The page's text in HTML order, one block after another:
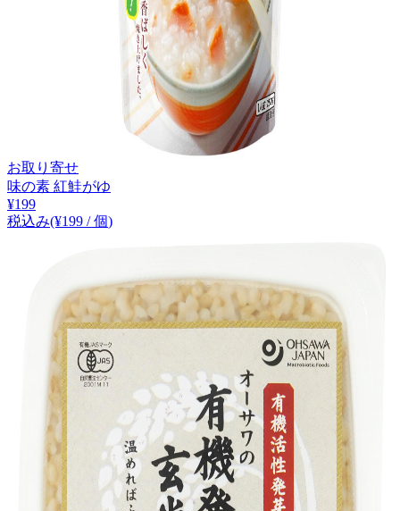
お取り寄せ
味の素 紅鮭がゆ
¥199
税込み(¥199 / 個)